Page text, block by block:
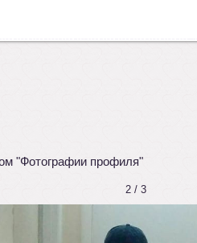
"Фотографии профиля"
2 / 3